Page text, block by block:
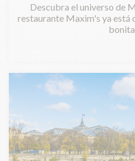
Descubra el universo de
restaurante Maxim's ya está
bonita